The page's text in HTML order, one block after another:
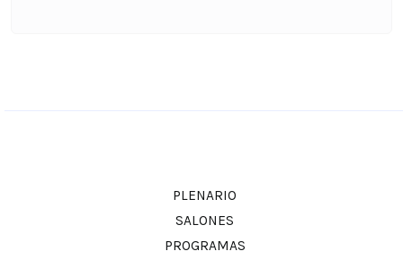
PLENARIO
SALONES
PROGRAMAS